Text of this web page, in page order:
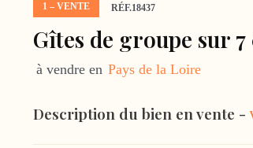
1 – VENTE RÉF.18437
Gîtes de groupe sur
à vendre en Pays de la Loire
Description du bien en vente -